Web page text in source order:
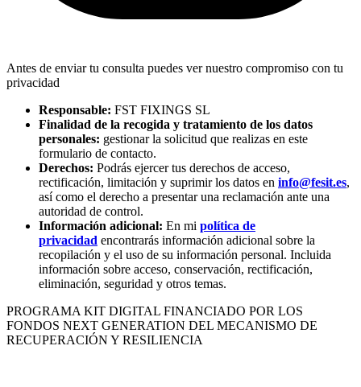
Antes de enviar tu consulta puedes ver nuestro compromiso con tu
privacidad
Responsable: FST FIXINGS SL
Finalidad de la recogida y tratamiento de los datos
personales: gestionar la solicitud que realizas en este
formulario de contacto.
Derechos: Podrás ejercer tus derechos de acceso,
rectificación, limitación y suprimir los datos en info@fesit.es,
así como el derecho a presentar una reclamación ante una
autoridad de control.
Información adicional: En mi política de
privacidad encontrarás información adicional sobre la
recopilación y el uso de su información personal. Incluida
información sobre acceso, conservación, rectificación,
eliminación, seguridad y otros temas.
PROGRAMA KIT DIGITAL FINANCIADO POR LOS
FONDOS NEXT GENERATION DEL MECANISMO DE
RECUPERACIÓN Y RESILIENCIA